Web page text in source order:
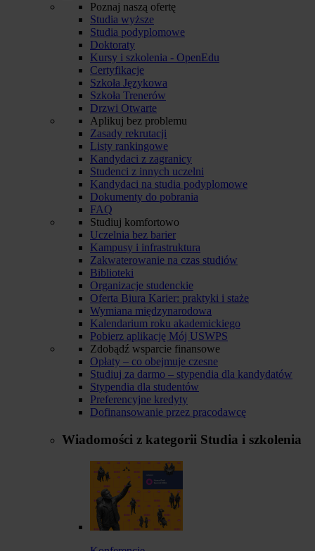
Poznaj naszą ofertę
Studia wyższe
Studia podyplomowe
Doktoraty
Kursy i szkolenia - OpenEdu
Certyfikacje
Szkoła Językowa
Szkoła Trenerów
Drzwi Otwarte
Aplikuj bez problemu
Zasady rekrutacji
Listy rankingowe
Kandydaci z zagranicy
Studenci z innych uczelni
Kandydaci na studia podyplomowe
Dokumenty do pobrania
FAQ
Studiuj komfortowo
Uczelnia bez barier
Kampusy i infrastruktura
Zakwaterowanie na czas studiów
Biblioteki
Organizacje studenckie
Oferta Biura Karier: praktyki i staże
Wymiana międzynarodowa
Kalendarium roku akademickiego
Pobierz aplikację Mój USWPS
Zdobądź wsparcie finansowe
Opłaty – co obejmuje czesne
Studiuj za darmo – stypendia dla kandydatów
Stypendia dla studentów
Preferencyjne kredyty
Dofinansowanie przez pracodawcę
Wiadomości z kategorii Studia i szkolenia